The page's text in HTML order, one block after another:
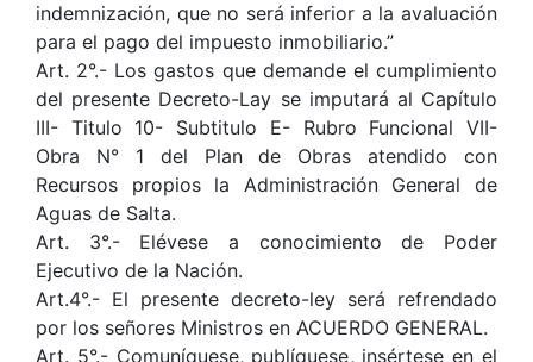
indemnización, que no será inferior a la avaluación
para el pago del impuesto inmobiliario.”
Art. 2°.- Los gastos que demande el cumplimiento
del presente Decreto-Lay se imputará al Capítulo
III- Titulo 10- Subtitulo E- Rubro Funcional VII-
Obra N° 1 del Plan de Obras atendido con
Recursos propios la Administración General de
Aguas de Salta.
Art. 3°.- Elévese a conocimiento de Poder
Ejecutivo de la Nación.
Art.4°.- El presente decreto-ley será refrendado
por los señores Ministros en ACUERDO GENERAL.
Art. 5°.- Comuníquese, publíquese, insértese en el